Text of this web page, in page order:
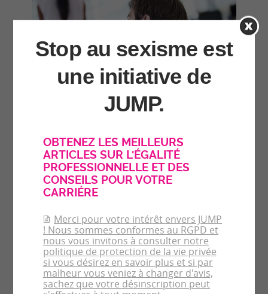
Dans la peau d’une salariée confrontée au
sexisme ordinaire
27/06/2022
peau de Zoé, salariée victime du sexisme de sa hiérarchie
mais aussi, de manière insidieuse, de celui ses collègues.
En savoir plus
Stop au sexisme est
une initiative de
JUMP.